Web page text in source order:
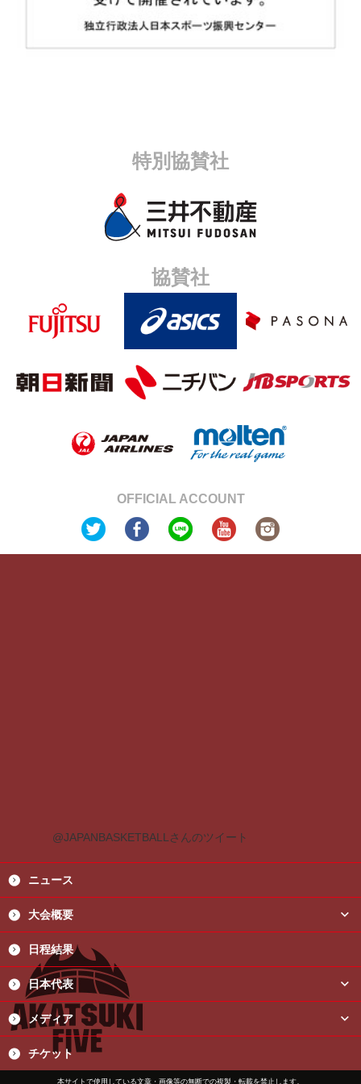
特別協賛社
協賛社
OFFICIAL ACCOUNT
@JAPANBASKETBALLさんのツイート
ニュース
大会概要
plus
日程結果
日本代表
plus
メディア
plus
チケット
本サイトで使用している文章・画像等の無断での複製・転載を禁止します。